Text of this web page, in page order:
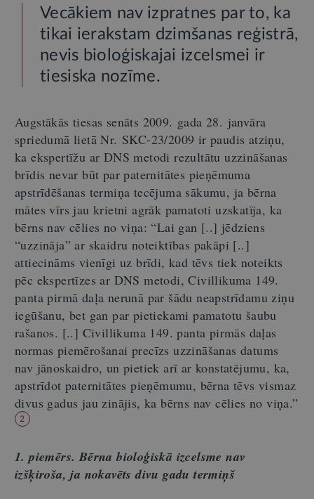
Vecākiem nav izpratnes par to, ka
tikai ierakstam dzimšanas reģistrā,
nevis bioloģiskajai izcelsmei ir
tiesiska nozīme.
Augstākās tiesas senāts 2009. gada 28. janvāra
spriedumā lietā Nr. SKC-23/2009 ir paudis atziņu,
ka ekspertīžu ar DNS metodi rezultātu uzzināšanas
brīdis nevar būt par paternitātes pieņēmuma
apstrīdēšanas termiņa tecējuma sākumu, ja bērna
mātes vīrs jau krietni agrāk pamatoti uzskatīja, ka
bērns nav cēlies no viņa: “Lai gan [..] jēdziens
“uzzināja” ar skaidru noteiktības pakāpi [..]
attiecināms vienīgi uz brīdi, kad tēvs tiek noteikts
pēc ekspertīzes ar DNS metodi, Civillikuma 149.
panta pirmā daļa nerunā par šādu neapstrīdamu ziņu
iegūšanu, bet gan par pietiekami pamatotu šaubu
rašanos. [..] Civillikuma 149. panta pirmās daļas
normas piemērošanai precīzs uzzināšanas datums
nav jānoskaidro, un pietiek arī ar konstatējumu, ka,
apstrīdot paternitātes pieņēmumu, bērna tēvs vismaz
divus gadus jau zinājis, ka bērns nav cēlies no viņa.”
2
1. piemērs. Bērna bioloģiskā izcelsme nav
izšķiroša, ja nokavēts divu gadu termiņš